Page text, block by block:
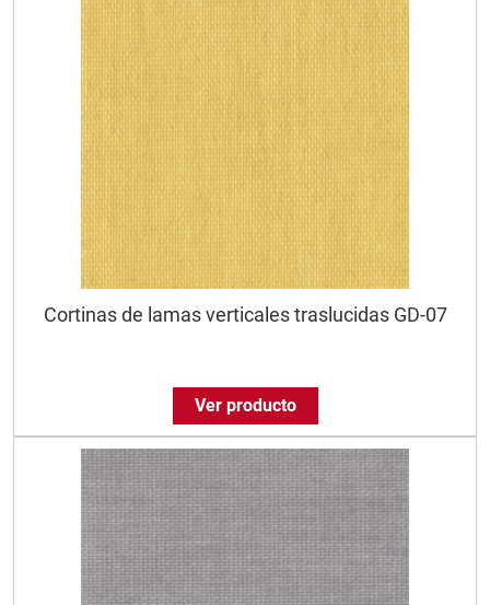
Cortinas de lamas verticales traslucidas GD-07
Ver producto